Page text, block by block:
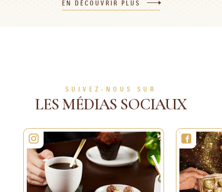
8 Difficile 30 min 1 Personne
EN DÉCOUVRIR PLUS
SUIVEZ-NOUS SUR
LES MÉDIAS SOCIAUX